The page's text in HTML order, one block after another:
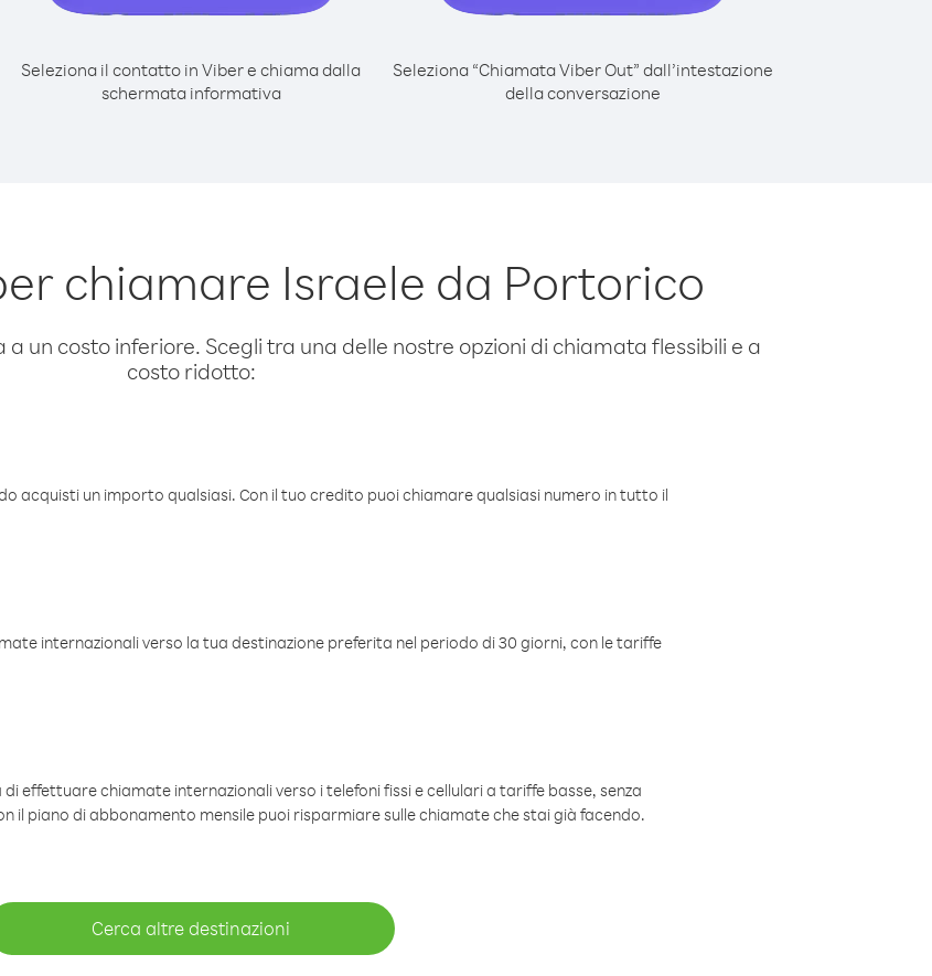
Seleziona il contatto in Viber e chiama dalla
schermata informativa
Seleziona “Chiamata Viber Out” dall’intestazione
della conversazione
chiamare Israele da Portorico
un costo inferiore. Scegli tra una delle nostre opzioni di chiamata flessibili e a
costo ridotto:
acquisti un importo qualsiasi. Con il tuo credito puoi chiamare qualsiasi numero in tutto il
internazionali verso la tua destinazione preferita nel periodo di 30 giorni, con le tariffe
effettuare chiamate internazionali verso i telefoni fissi e cellulari a tariffe basse, senza
il piano di abbonamento mensile puoi risparmiare sulle chiamate che stai già facendo.
Cerca altre destinazioni